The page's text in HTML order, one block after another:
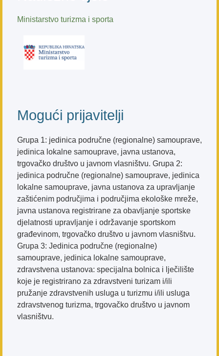
Ministarstvo turizma i sporta
Mogući prijavitelji
Grupa 1: jedinica područne (regionalne) samouprave,
jedinica lokalne samouprave, javna ustanova,
trgovačko društvo u javnom vlasništvu. Grupa 2:
jedinica područne (regionalne) samouprave, jedinica
lokalne samouprave, javna ustanova za upravljanje
zaštićenim područjima i područjima ekološke mreže,
javna ustanova registrirane za obavljanje sportske
djelatnosti upravljanje i održavanje sportskom
građevinom, trgovačko društvo u javnom vlasništvu.
Grupa 3: Jedinica područne (regionalne)
samouprave, jedinica lokalne samouprave,
zdravstvena ustanova: specijalna bolnica i lječilište
koje je registrirano za zdravstveni turizam i/ili
pružanje zdravstvenih usluga u turizmu i/ili usluga
zdravstvenog turizma, trgovačko društvo u javnom
vlasništvu.